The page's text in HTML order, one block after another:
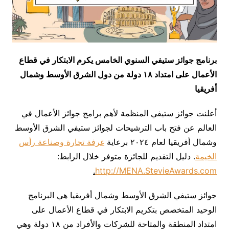
برنامج جوائز ستيفي السنوي الخامس يكرم الابتكار في قطاع
الأعمال على امتداد ١٨ دولة من دول الشرق الأوسط وشمال
أفريقيا
أعلنت جوائز ستيفي المنظمة لأهم برامج جوائز الأعمال في
العالم عن فتح باب الترشيحات لجوائز ستيفي الشرق الأوسط
وشمال أفريقيا لعام ۲٠۲٤ برعاية
غرفة تجارة وصناعة رأس
الخيمة. دليل التقديم للجائزة متوفر خلال الرابط:
http://MENA.StevieAwards.com
.
جوائز ستيفي الشرق الأوسط وشمال أفريقيا هي البرنامج
الوحيد المتخصص بتكريم الابتكار في قطاع الأعمال على
امتداد المنطقة والمتاحة للشركات والأفراد من ١٨ دولة وهي